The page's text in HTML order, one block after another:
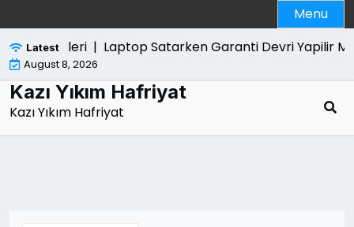
to
content
Menu
Latest
Ozellikleri |Laptop Satarken Garanti Devri Yapilir Mi
August 8, 2026
Kazı Yıkım Hafriyat
Kazı Yıkım Hafriyat